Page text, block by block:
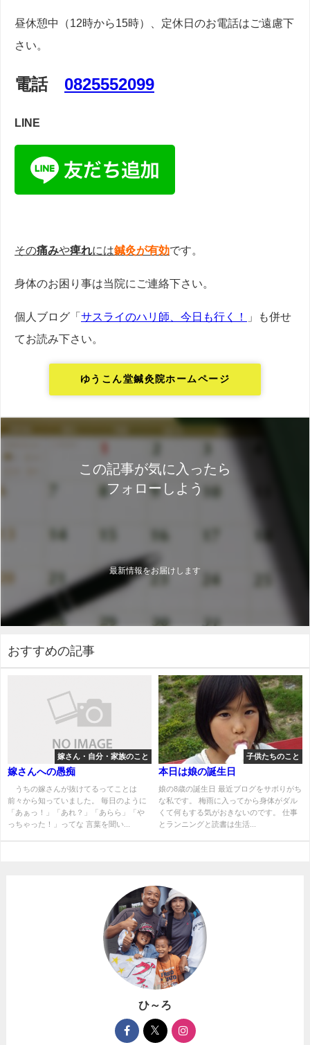
昼休憩中（12時から15時）、定休日のお電話はご遠慮下
さい。
電話 0825552099
LINE
その痛みや痺れには鍼灸が有効です。
身体のお困り事は当院にご連絡下さい。
個人ブログ「 サスライのハリ師、今日も行く！
」も併せ
てお読み下さい。
ゆうこん堂鍼灸院ホームページ
この記事が気に入ったら
フォローしよう
最新情報をお届けします
おすすめの記事
嫁さん・自分・家族のこと
嫁さんへの愚痴
うちの嫁さんが抜けてるってことは
前々から知っていました。 毎日のように
「あぁっ！」「あれ？」「あらら」「や
っちゃった！」ってな 言葉を聞い...
子供たちのこと
本日は娘の誕生日
娘の8歳の誕生日 最近ブログをサボりがち
な私です。 梅雨に入ってから身体がダル
くて何もする気がおきないのです。 仕事
とランニングと読書は生活...
ひ～ろ